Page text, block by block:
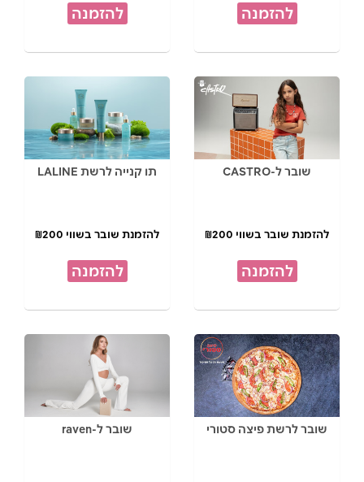
להזמנה להזמנה
שובר ל-CASTRO
להזמנת שובר בשווי ₪200
להזמנה
תו קנייה לרשת LALINE
להזמנת שובר בשווי ₪200
להזמנה
שובר לרשת פיצה סטורי שובר ל-raven